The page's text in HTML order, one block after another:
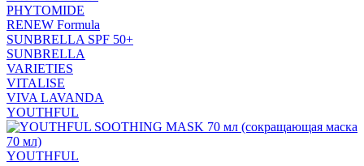
PHYTOMIDE
RENEW Formula
SUNBRELLA SPF 50+
SUNBRELLA
VARIETIES
VITALISE
VIVA LAVANDA
YOUTHFUL
YOUTHFUL